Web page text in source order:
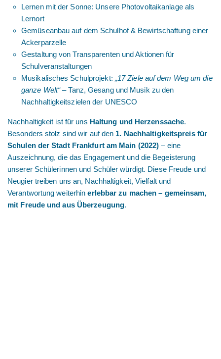
Lernen mit der Sonne: Unsere Photovoltaikanlage als
Lernort
Gemüseanbau auf dem Schulhof & Bewirtschaftung einer
Ackerparzelle
Gestaltung von Transparenten und Aktionen für
Schulveranstaltungen
Musikalisches Schulprojekt: „17 Ziele auf dem Weg um die
ganze Welt“– Tanz, Gesang und Musik zu den
Nachhaltigkeitszielen der UNESCO
Nachhaltigkeit ist für uns Haltung und Herzenssache.
Besonders stolz sind wir auf den 1. Nachhaltigkeitspreis für
Schulen der Stadt Frankfurt am Main (2022) – eine
Auszeichnung, die das Engagement und die Begeisterung
unserer Schülerinnen und Schüler würdigt. Diese Freude und
Neugier treiben uns an, Nachhaltigkeit, Vielfalt und
Verantwortung weiterhinerlebbar zu machen – gemeinsam,
mit Freude und aus Überzeugung.